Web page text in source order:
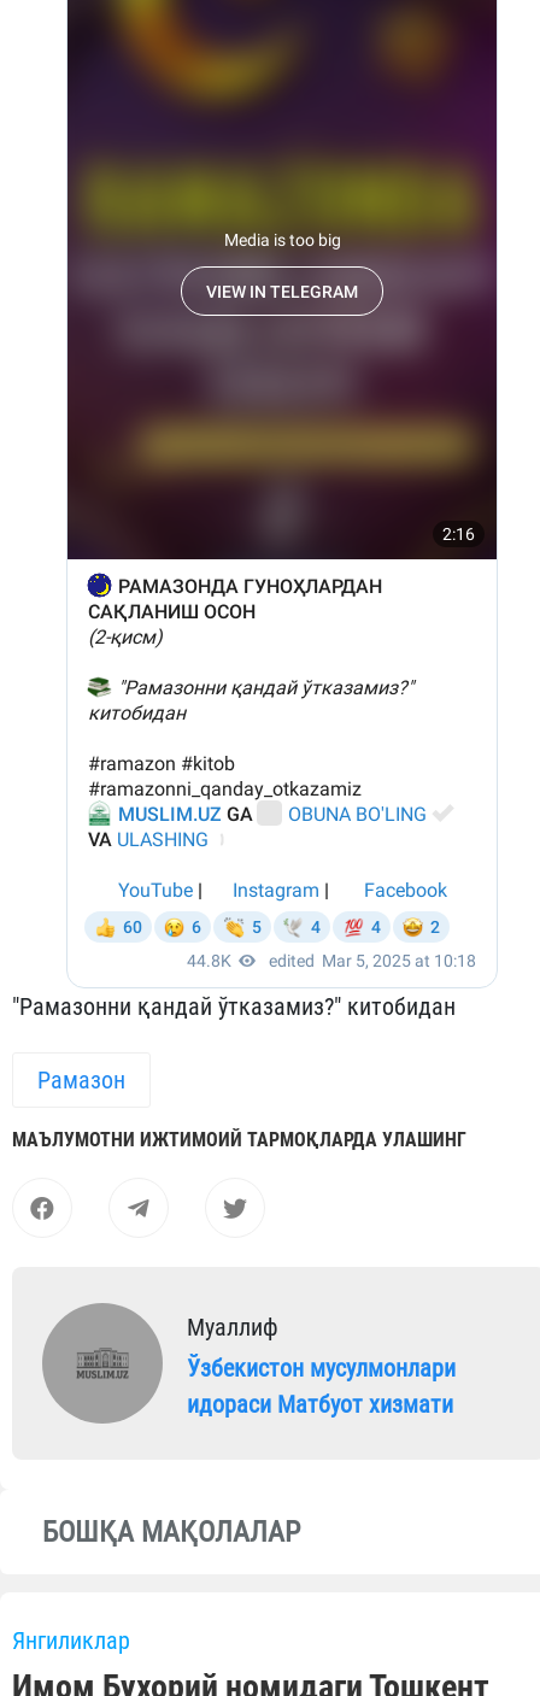
"Рамазонни қандай ўтказамиз?" китобидан
Рамазон
МАЪЛУМОТНИ ИЖТИМОИЙ ТАРМОҚЛАРДА УЛАШИНГ
Муаллиф
Ўзбекистон мусулмонлари
идораси Матбуот хизмати
БОШҚА МАҚОЛАЛАР
Янгиликлар
Имом Бухорий номидаги Тошкент